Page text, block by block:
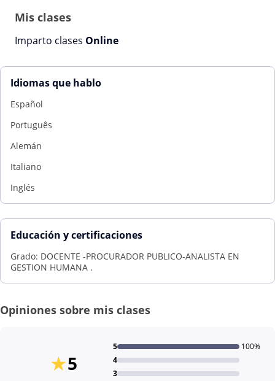
Mis clases
Imparto clases Online
Idiomas que hablo
Español
Português
Alemán
Italiano
Inglés
Educación y certificaciones
Grado: DOCENTE -PROCURADOR PUBLICO-ANALISTA EN
GESTION HUMANA .
Opiniones sobre mis clases
5
★ 3
4
5 100%